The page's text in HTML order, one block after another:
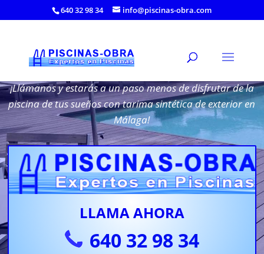
640 32 98 34 info@piscinas-obra.com
Tarima para Piscina en Málaga
¡Llámanos y estarás a un paso menos de disfrutar de la
piscina de tus sueños con tarima sintética de exterior en
Málaga!
LLAMA AHORA
640 32 98 34